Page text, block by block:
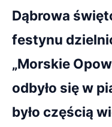
Dąbrowa
festynu
„Morskie
odbyło się w
było częścią